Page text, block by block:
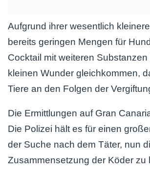
Aufgrund ihrer wesentlich
bereits geringen Mengen für
Cocktail mit weiteren
kleinen Wunder gleichkommen,
Tiere an den Folgen der
Die Ermittlungen auf Gran
Die Polizei hält es für einen
der Suche nach dem Täter, nun
Zusammensetzung der Köder zu